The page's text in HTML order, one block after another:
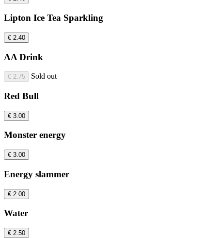
Lipton Ice Tea Sparkling
€ 2.40
AA Drink
€ 2.75 Sold out
Red Bull
€ 3.00
Monster energy
€ 3.00
Energy slammer
€ 2.00
Water
€ 2.50